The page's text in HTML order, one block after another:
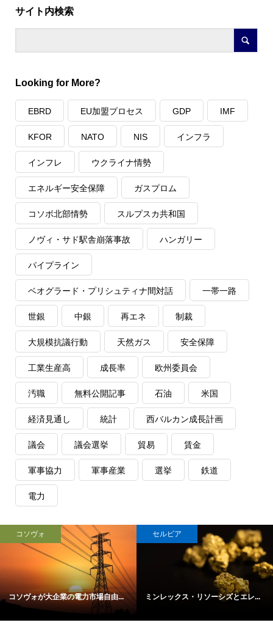
サイト内検索
Looking for More?
EBRD EU加盟プロセス GDP IMF
KFOR NATO NIS インフラ
インフレ ウクライナ情勢
エネルギー安全保障 ガスプロム
コソボ北部情勢 スルプスカ共和国
ノヴィ・サド駅舎崩落事故 ハンガリー
パイプライン
ベオグラード・プリシュティナ間対話 一帯一路
世銀 中銀 再エネ 制裁
大規模抗議行動 天然ガス 安全保障
工業生産高 成長率 欧州委員会
汚職 無料公開記事 石油 米国
経済見通し 統計 西バルカン成長計画
議会 議会選挙 貿易 賃金
軍事協力 軍事産業 選挙 鉄道
電力
コソヴォ
コソヴォが大企業の電力市場自由...
セルビア
ミンレックス・リソーシズとエレ...